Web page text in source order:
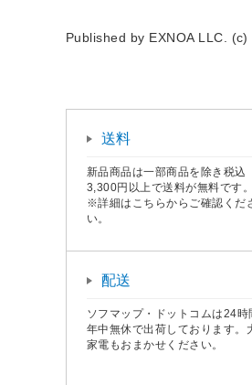
Published by EXNOA LLC.
送料
新品商品は一部商品を除き税込
3,300円以上で送料が無料です。
※詳細はこちらからご確認くだ
い。
配送
ソフマップ・ドットコムは24時
年中無休で出荷しております。
家電もおまかせください。